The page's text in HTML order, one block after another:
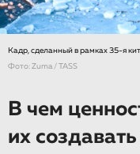
Кадр, сделанный в рамках 35-я
Фото: Zuma / TASS
В чем
их